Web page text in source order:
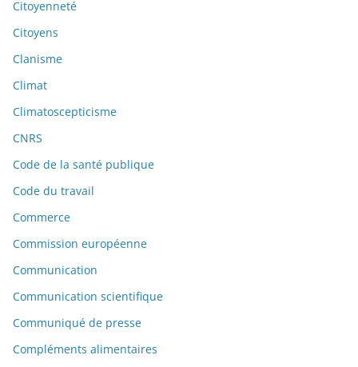
Citoyenneté
Citoyens
Clanisme
Climat
Climatoscepticisme
CNRS
Code de la santé publique
Code du travail
Commerce
Commission européenne
Communication
Communication scientifique
Communiqué de presse
Compléments alimentaires